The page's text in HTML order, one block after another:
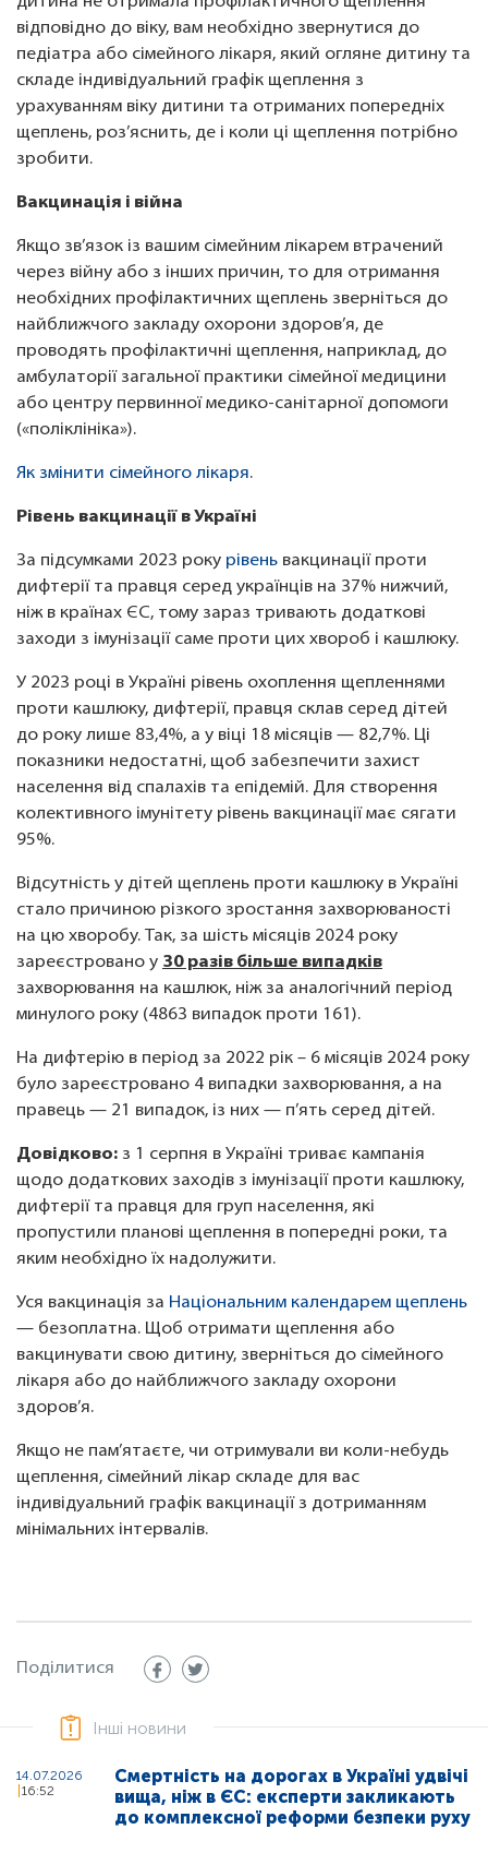
відповідно до віку, вам необхідно звернутися до
педіатра або сімейного лікаря, який огляне дитину та
складе індивідуальний графік щеплення з
урахуванням віку дитини та отриманих попередніх
щеплень, роз’яснить, де і коли ці щеплення потрібно
зробити.
Вакцинація і війна
Якщо зв’язок із вашим сімейним лікарем втрачений
через війну або з інших причин, то для отримання
необхідних профілактичних щеплень зверніться до
найближчого закладу охорони здоров’я, де
проводять профілактичні щеплення, наприклад, до
амбулаторії загальної практики сімейної медицини
або центру первинної медико-санітарної допомоги
(«поліклініка»).
Як змінити сімейного лікаря.
Рівень вакцинації в Україні
За підсумками 2023 року рівень вакцинації проти
дифтерії та правця серед українців на 37% нижчий,
ніж в країнах ЄС, тому зараз тривають додаткові
заходи з імунізації саме проти цих хвороб і кашлюку.
У 2023 році в Україні рівень охоплення щепленнями
проти кашлюку, дифтерії, правця склав серед дітей
до року лише 83,4%, а у віці 18 місяців — 82,7%. Ці
показники недостатні, щоб забезпечити захист
населення від спалахів та епідемій. Для створення
колективного імунітету рівень вакцинації має сягати
95%.
Відсутність у дітей щеплень проти кашлюку в Україні
стало причиною різкого зростання захворюваності
на цю хворобу. Так, за шість місяців 2024 року
зареєстровано у 30 разів більше випадків
захворювання на кашлюк, ніж за аналогічний період
минулого року (4863 випадок проти 161).
На дифтерію в період за 2022 рік – 6 місяців 2024 року
було зареєстровано 4 випадки захворювання, а на
правець — 21 випадок, із них — п’ять серед дітей.
Довідково: з 1 серпня в Україні триває кампанія
щодо додаткових заходів з імунізації проти кашлюку,
дифтерії та правця для груп населення, які
пропустили планові щеплення в попередні роки, та
яким необхідно їх надолужити.
Уся вакцинація за Національним календарем щеплень
— безоплатна. Щоб отримати щеплення або
вакцинувати свою дитину, зверніться до сімейного
лікаря або до найближчого закладу охорони
здоров’я.
Якщо не пам’ятаєте, чи отримували ви коли-небудь
щеплення, сімейний лікар складе для вас
індивідуальний графік вакцинації з дотриманням
мінімальних інтервалів.
Поділитися
Інші новини
14.07.2026
16:52
Смертність на дорогах в Україні удвічі
вища, ніж в ЄС: експерти закликають
до комплексної реформи безпеки руху